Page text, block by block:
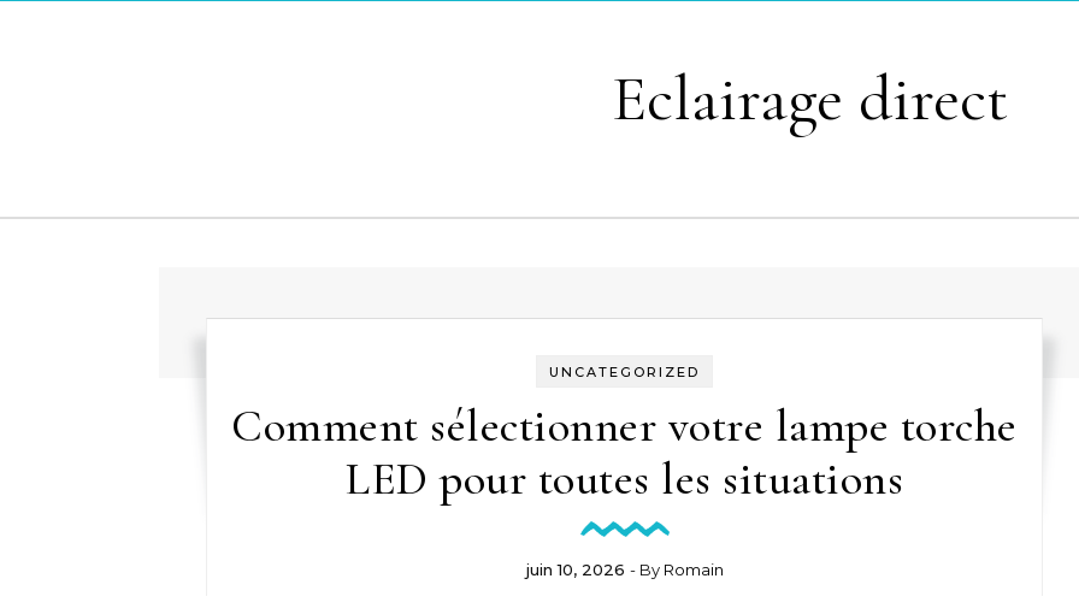
Eclairage direct
UNCATEGORIZED
Comment sélectionner votre lampe torche
LED pour toutes les situations
juin 10, 2026 - By Romain